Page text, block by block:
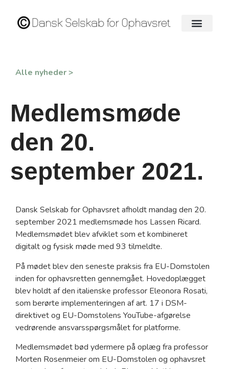
Alle nyheder >
Medlemsmøde
den 20.
september 2021.
Dansk Selskab for Ophavsret afholdt mandag den 20.
september 2021 medlemsmøde hos Lassen Ricard.
Medlemsmødet blev afviklet som et kombineret
digitalt og fysisk møde med 93 tilmeldte.
På mødet blev den seneste praksis fra EU-Domstolen
inden for ophavsretten gennemgået. Hovedoplægget
blev holdt af den italienske professor Eleonora Rosati,
som berørte implementeringen af art. 17 i DSM-
direktivet og EU-Domstolens YouTube-afgørelse
vedrørende ansvarsspørgsmålet for platforme.
Medlemsmødet bød ydermere på oplæg fra professor
Morten Rosenmeier om EU-Domstolen og ophavsret